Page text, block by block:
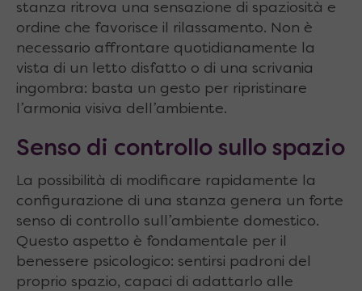
stanza ritrova una sensazione di spaziosità e
ordine che favorisce il rilassamento. Non è
necessario affrontare quotidianamente la
vista di un letto disfatto o di una scrivania
ingombra: basta un gesto per ripristinare
l’armonia visiva dell’ambiente.
Senso di controllo sullo spazio
La possibilità di modificare rapidamente la
configurazione di una stanza genera un forte
senso di controllo sull’ambiente domestico.
Questo aspetto è fondamentale per il
benessere psicologico: sentirsi padroni del
proprio spazio, capaci di adattarlo alle